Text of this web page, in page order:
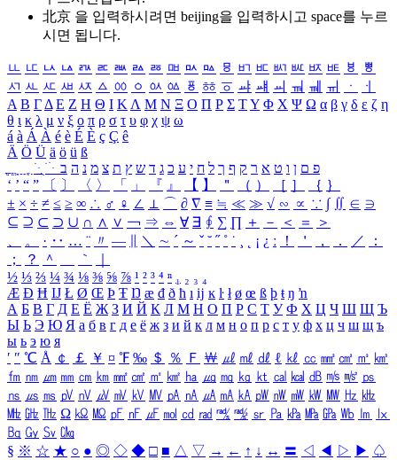
北京 을 입력하시려면 beijing을 입력하시고 space를 누르
시면 됩니다.
ㅥ ㅦ ㅧ ㅨ ㅩ ㅪ ㅫ ㅬ ㅭ ㅮ ㅯ ㅰ ㅱ ㅲ ㅳ ㅴ ㅵ ㅶ ㅷ ㅸ
ㅹ
ㅺ ㅻ ㅼ ㅽ ㅾ ㅿ ㆀ ㆁ ㆂ ㆃ ㆄ ㆅ ㆆ ㆇ ㆈ ㆉ ㆊ ㆋ ㆌ ㆍ
ㆎ
Α Β ΓΔ Ε Ζ Η Θ Ι ΚΛ Μ Ν Ξ Ο Π Ρ Σ ΤΥ Φ Χ Ψ Ω α β γ δ ε ζ η
θ ι κ λ μ ν ξ ο π ρ σ τ υ φ χ ψ ω
á à Á À é è É È ç Ç ê
Ä Ö Ü ä ö ü ß
ִֶֹ ֻּ ׁׂ פ ם ן ו ט א ר ק ף ך ל ח י ע כ ג ד ש ץ ת צ מ נ ה ב
‘ ’ “ ” 〔 〕 〈 〉 「 」 『 』 【 】 ＂ （ ） ［ ］ ｛ ｝
± × ÷ ≠ ≤ ≥ ∞ ∴ ♂ ♀ ∠ ⊥ ⌒ ∂ ∇ ≡ ≒ ≪ ≫ √ ∽ ∝ ∵ ∫ ∬ ∈ ∋
⊆ ⊇ ⊂ ⊃ ∪ ∩ ∧ ∨ ￢ ⇒ ⇔ ∀ ∃ ∮ ∑ ∏ ＋ － ＜ ＝
＞
、
。 · ‥ … ¨ 〃 ― ＼ ∼ ´ ～ ˇ ˘ ˝ ˚ ˙ ¸ ¡ ¿ ː ！ ＇ ， ． ／
：
；
？ ＾ ｀
½ ⅓ ⅔ ¼ ¾ ⅛ ⅜ ⅝ ⅞ ¹ ² ³ ⁴ ⁿ ₁ ₂ ₃ ₄
Æ Ð Ħ Ĳ Ł Ø Œ Þ Ŧ Ŋ æ đ ð ħ ı ĳ ĸ ŀ ł ø œ ß þ ŧ ŋ ŉ
А Б В Г Д Е Ё Ж З И Й К Л М Н О П Р С Т У Ф Х Ц Ч Ш Щ Ъ
Ы Ь Э Ю Я а б в г д е ё ж з и й к л м н о п р с т у ф х ц ч ш щ ъ
ы ь э ю я
′ ″ ℃ Å ￠ ￡ ￥ ¤ ℉ ‰ ＄ ％ Ｆ ￦ ㎕ ㎖ ㎗ ℓ ㎘ ㏄ ㎣ ㎤ ㎥ ㎦
㎙ ㎚ ㎛ ㎜ ㎝ ㎞ ㎟ ㎠ ㎡ ㎢ ㏊ ㎍ ㎎ ㎏ ㏏ ㎈ ㎉ ㏈ ㎧ ㎨ ㎰
㎱ ㎲ ㎳ ㎴ ㎵ ㎶ ㎷ ㎸ ㎹ ㎀ ㎁ ㎂ ㎃ ㎄ ㎺ ㎻ ㎽ ㎾ ㎿ ㎐ ㎑
㎒ ㎓ ㎔ Ω ㏀ ㏁ ㎊ ㎋ ㎌ ㏖ ㏅ ㎭ ㎮ ㎯ ㏛ ㎩ ㎪ ㎫ ㎬ ㏝ ㏐
㏓
㏃ ㏉ ㏜ ㏆
§ ※ ☆ ★ ○ ● ◎ ◇ ◆ □ ■ △ ▽ → ← ↑ ↓ ↔ 〓 ◁ ◀ ▷ ▶ ♤